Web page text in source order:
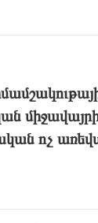
միջավայրի
ոչ